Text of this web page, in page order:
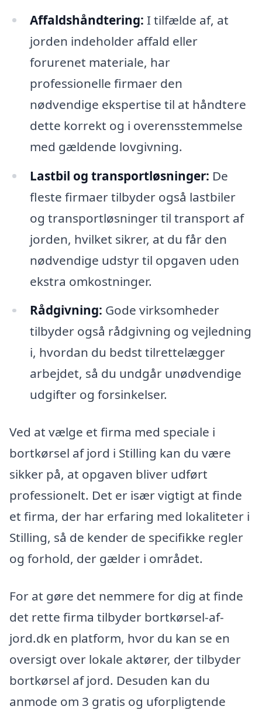
Affaldshåndtering: I tilfælde af, at
jorden indeholder affald eller
forurenet materiale, har
professionelle firmaer den
nødvendige ekspertise til at håndtere
dette korrekt og i overensstemmelse
med gældende lovgivning.
Lastbil og transportløsninger: De
fleste firmaer tilbyder også lastbiler
og transportløsninger til transport af
jorden, hvilket sikrer, at du får den
nødvendige udstyr til opgaven uden
ekstra omkostninger.
Rådgivning: Gode virksomheder
tilbyder også rådgivning og vejledning
i, hvordan du bedst tilrettelægger
arbejdet, så du undgår unødvendige
udgifter og forsinkelser.
Ved at vælge et firma med speciale i
bortkørsel af jord i Stilling kan du være
sikker på, at opgaven bliver udført
professionelt. Det er især vigtigt at finde
et firma, der har erfaring med lokaliteter i
Stilling, så de kender de specifikke regler
og forhold, der gælder i området.
For at gøre det nemmere for dig at finde
det rette firma tilbyder bortkørsel-af-
jord.dk en platform, hvor du kan se en
oversigt over lokale aktører, der tilbyder
bortkørsel af jord. Desuden kan du
anmode om 3 gratis og uforpligtende